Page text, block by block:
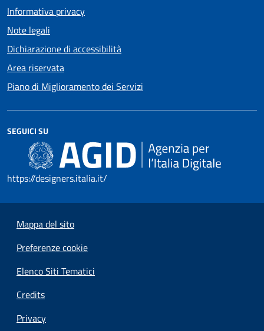
Informativa privacy
Note legali
Dichiarazione di accessibilità
Area riservata
Piano di Miglioramento dei Servizi
SEGUICI SU
https://designers.italia.it/
Mappa del sito
Preferenze cookie
Elenco Siti Tematici
Credits
Privacy